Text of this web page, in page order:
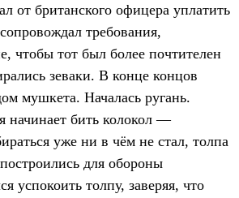
от британского офицера уплатить
требования,
чтобы тот был более почтителен
зеваки. В конце концов
мушкета. Началась ругань.
начинает бить колокол —
уже ни в чём не стал, толпа
для обороны
успокоить толпу, заверяя, что